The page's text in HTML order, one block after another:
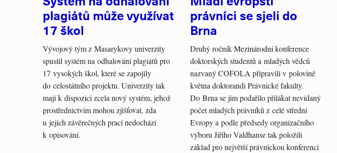
plagiátů může využívat
17 škol
Vývojový tým z Masarykovy univerzity
spustil systém na odhalování plagiátů pro
17 vysokých škol, které se zapojily
do celostátního projektu. Univerzity tak
mají k dispozici zcela nový systém, jehož
prostřednictvím mohou zjišťovat, zda
u jejich závěrečných prací nedochází
k opisování.
právníci se sjeli do
Brna
Druhý ročník Mezinárodní konference
doktorských studentů a mladých vědců
nazvaný COFOLA připravili v polovině
května doktorandi Právnické fakulty.
Do Brna se jim podařilo přilákat nevídaný
počet mladých právníků z celé střední
Evropy a podle předsedy organizačního
výboru Jiřího Valdhanse tak položili
základ pro největší právnickou konferenci